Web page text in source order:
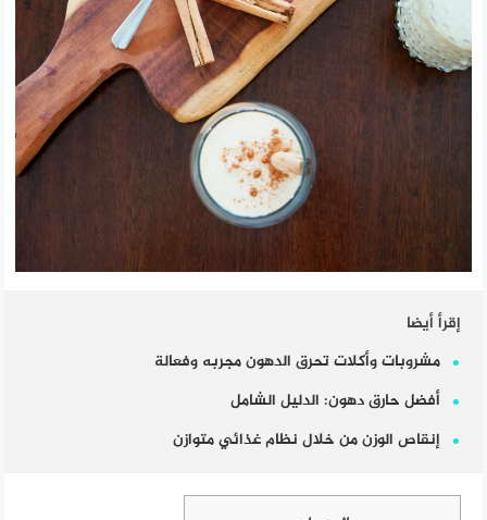
إقرأ أيضا
مشروبات وأكلات تحرق الدهون مجربه وفعالة
أفضل حارق دهون: الدليل الشامل
إنقاص الوزن من خلال نظام غذائي متوازن